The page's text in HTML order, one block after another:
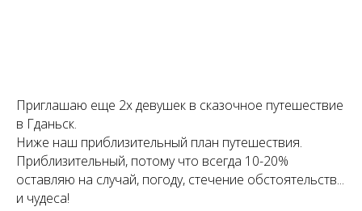
Приглашаю еще 2х девушек в сказочное путешествие
в Гданьск.
Ниже наш приблизительный план путешествия.
Приблизительный, потому что всегда 10-20%
оставляю на случай, погоду, стечение обстоятельств...
и чудеса!